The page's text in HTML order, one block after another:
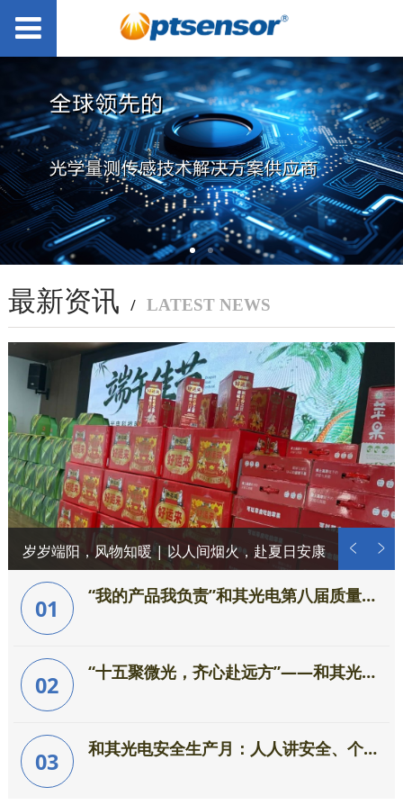
最新资讯 / LATEST NEWS
岁岁端阳，风物知暖 | 以人间烟火，赴夏日安康
01 “我的产品我负责”和其光电第八届质量月活动圆满收官
02 “十五聚微光，齐心赴远方”——和其光电十五周年庆典圆满成功
03 和其光电安全生产月：人人讲安全、个个会应急—排查整治风险隐患